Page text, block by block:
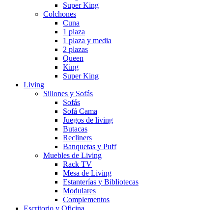
Super King
Colchones
Cuna
1 plaza
1 plaza y media
2 plazas
Queen
King
Super King
Living
Sillones y Sofás
Sofás
Sofá Cama
Juegos de living
Butacas
Recliners
Banquetas y Puff
Muebles de Living
Rack TV
Mesa de Living
Estanterías y Bibliotecas
Modulares
Complementos
Escritorio y Oficina